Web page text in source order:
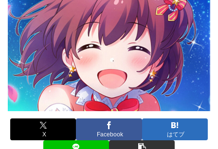
X Facebook はてブ